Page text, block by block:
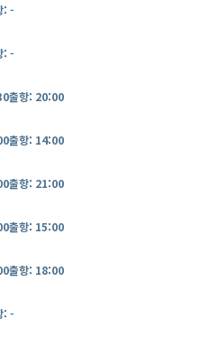
: -
: -
출항: 20:00
출항: 14:00
출항: 21:00
출항: 15:00
출항: 18:00
: -